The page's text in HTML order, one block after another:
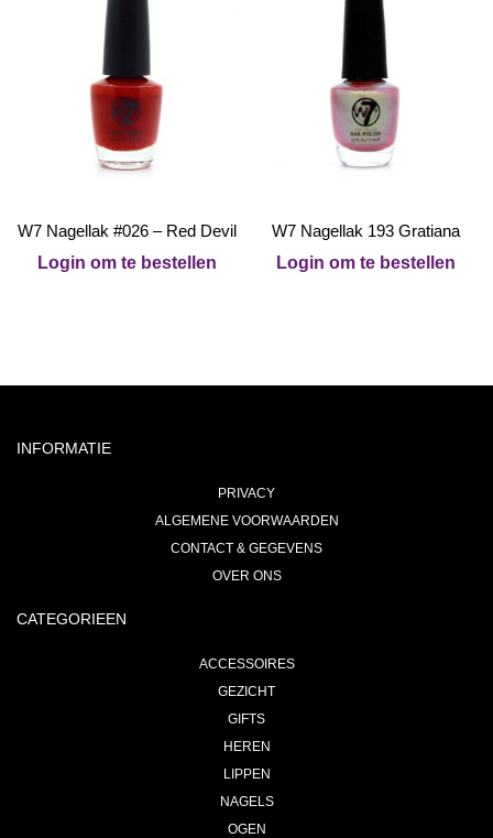
W7 Nagellak #026 – Red Devil
Login om te bestellen
W7 Nagellak 193 Gratiana
Login om te bestellen
INFORMATIE
PRIVACY
ALGEMENE VOORWAARDEN
CONTACT & GEGEVENS
OVER ONS
CATEGORIEEN
ACCESSOIRES
GEZICHT
GIFTS
HEREN
LIPPEN
NAGELS
OGEN